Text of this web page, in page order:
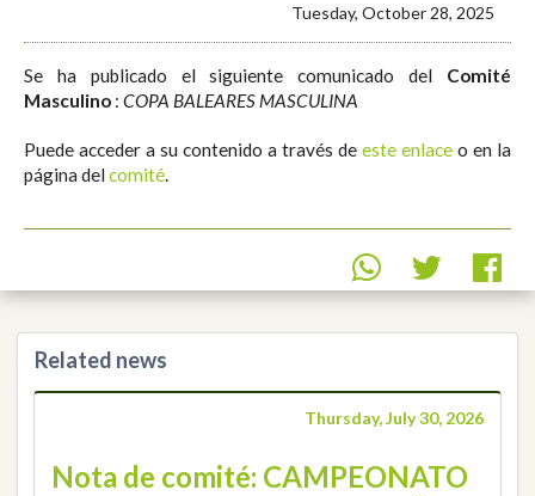
Tuesday, October 28, 2025
Se ha publicado el siguiente comunicado del Comité
Masculino : COPA BALEARES MASCULINA
Puede acceder a su contenido a través de este enlace o en la
página delcomité
Related news
Thursday, July 30, 2026
Nota de comité: CAMPEONATO